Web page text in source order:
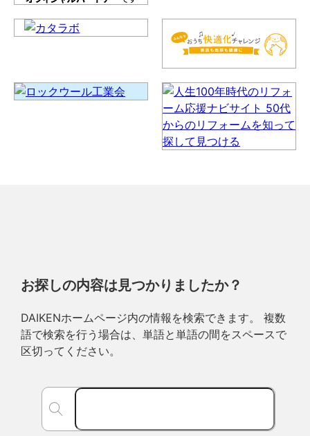
お探しの内容は見つかりましたか？
DAIKENホームページ内の情報を検索できます。 複数
語で検索を行う場合は、単語と単語の間をスペースで
区切ってください。